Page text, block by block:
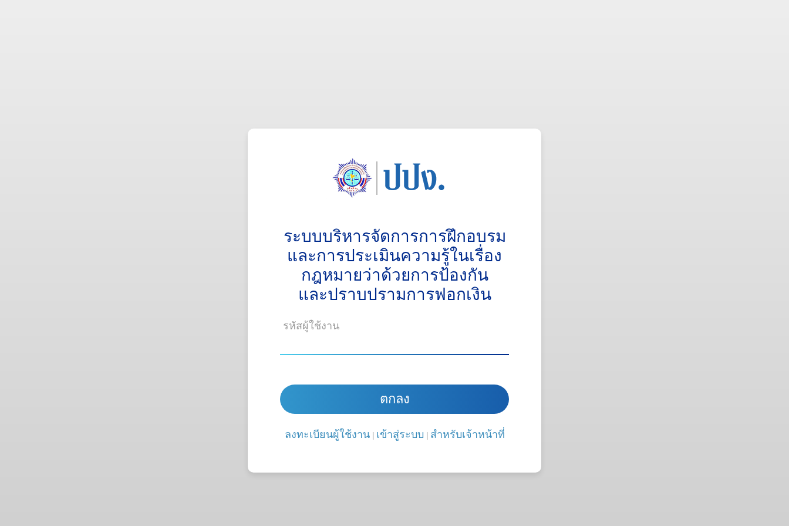
ระบบบริหารจัดการการฝึกอบรม
และการประเมินความรู้ในเรื่อง
กฎหมายว่าด้วยการป้องกัน
และปราบปรามการฟอกเงิน
ตกลง
ลงทะเบียนผู้ใช้งาน| เข้าสู่ระบบ สำหรับเจ้าหน้าที่